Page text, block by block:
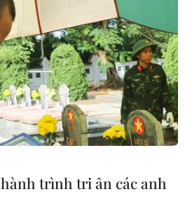
trình tri ân các anh